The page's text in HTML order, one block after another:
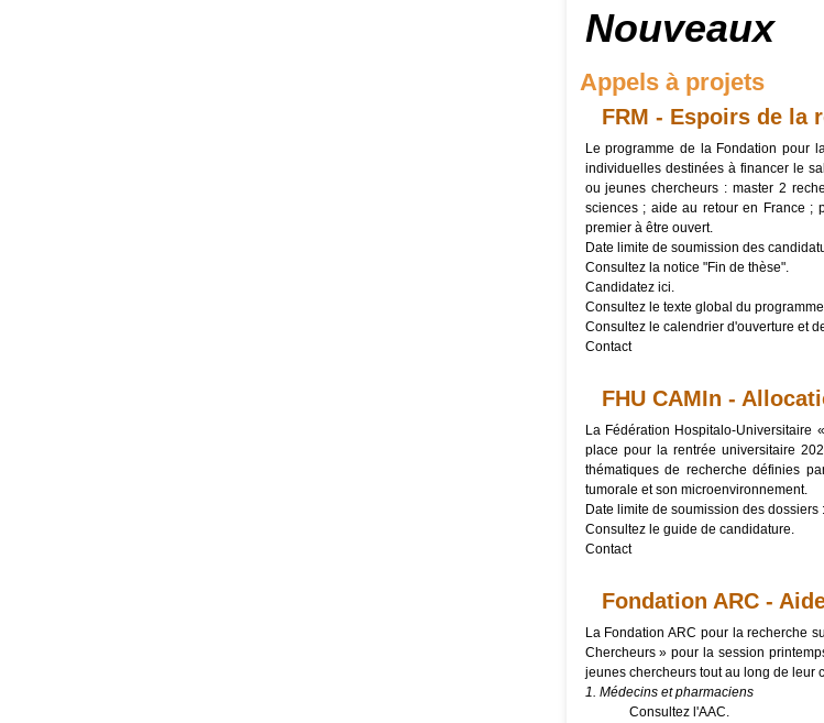
Nouveaux
Appels à projets
FRM - Espoirs de la
Le programme de la Fondation pour
individuelles destinées à financer le
ou jeunes chercheurs : master 2
sciences ; aide au retour en France ;
premier à être ouvert.
Date limite de soumission des
Consultezla notice "Fin de thèse".
Candidatez ici.
Consultezle texte global du
Consultez le calendrier d'ouverture et
Contact
FHU CAMIn -
La Fédération Hospitalo-Universitaire
place pour la rentrée universitaire
thématiques de recherche définies
tumorale et son microenvironnement.
Date limite de soumission des dossiers :
Consultezle guide de candidature.
Contact
Fondation ARC -
La Fondation ARC pour la recherche
Chercheurs » pour la session
jeunes chercheurs tout au long de leur
1. Médecins et pharmaciens
Consultezl'AAC.